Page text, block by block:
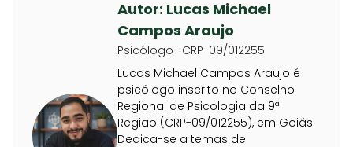
Autor: Lucas Michael
Campos Araujo
Psicólogo · CRP-09/012255
Lucas Michael Campos Araujo é
psicólogo inscrito no Conselho
Regional de Psicologia da 9ª
Região (CRP-09/012255), em Goiás.
Dedica-se a temas de